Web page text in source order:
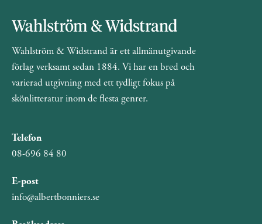
Wahlström & Widstrand är ett allmänutgivande
förlag verksamt sedan 1884. Vi har en bred och
varierad utgivning med ett tydligt fokus på
skönlitteratur inom de flesta genrer.
Telefon
08-696 84 80
E-post
info@albertbonniers.se